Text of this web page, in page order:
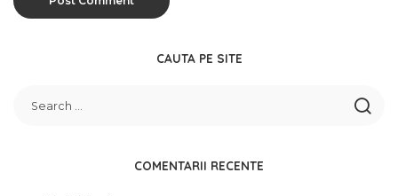
CAUTA PE SITE
COMENTARII RECENTE